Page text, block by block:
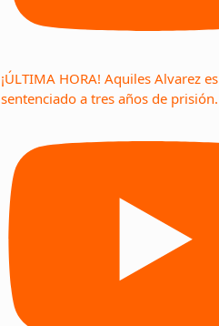
¡ÚLTIMA HORA! Aquiles Alvarez es
sentenciado a tres años de prisión.